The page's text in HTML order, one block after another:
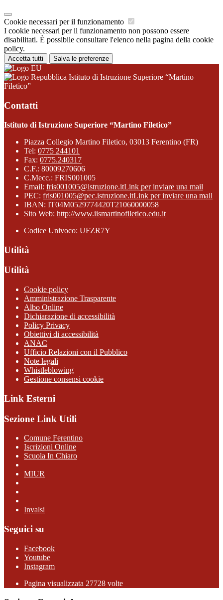
Cookie necessari per il funzionamento
I cookie necessari per il funzionamento non possono essere
disabilitati. È possibile consultare l'elenco nella pagina della cookie
policy.
Accetta tutti Salva le preferenze
Istituto di Istruzione Superiore “Martino
Filetico”
Contatti
Istituto di Istruzione Superiore “Martino Filetico”
Piazza Collegio Martino Filetico, 03013 Ferentino (FR)
Tel: 0775 244101
Fax: 0775.240317
C.F.: 80009270606
C.Mecc.: FRIS001005
Email: fris001005@istruzione.itLink per inviare una mail
PEC: fris001005@pec.istruzione.itLink per inviare una mail
IBAN: IT04M0529774420T21060000058
Sito Web: http://www.iismartinofiletico.edu.it
Codice Univoco: UFZR7Y
Utilità
Utilità
Cookie policy
Amministrazione Trasparente
Albo Online
Dichiarazione di accessibilità
Policy Privacy
Obiettivi di accessibilità
ANAC
Ufficio Relazioni con il Pubblico
Note legali
Whistleblowing
Gestione consensi cookie
Link Esterni
Sezione Link Utili
Comune Ferentino
Iscrizioni Online
Scuola In Chiaro
MIUR
Invalsi
Seguici su
Facebook
Youtube
Instagram
Pagina visualizzata 27728 volte